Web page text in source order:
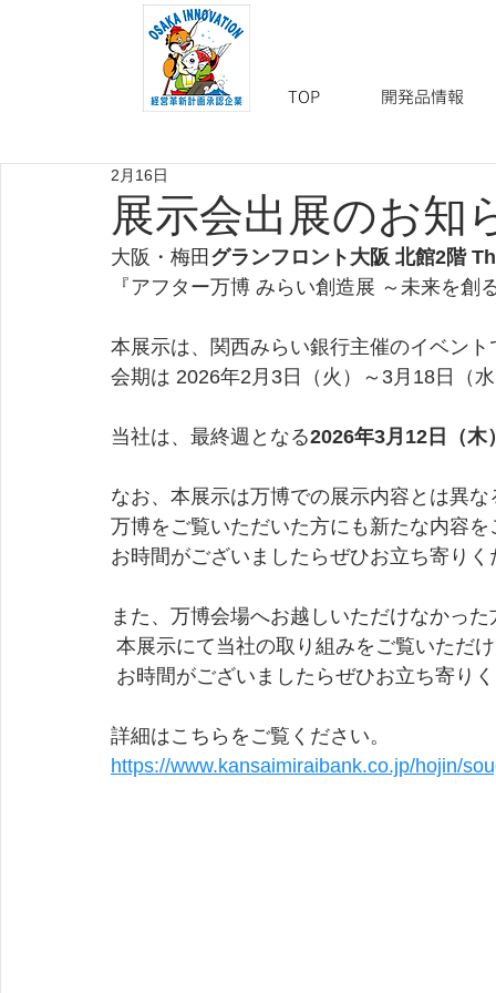
TOP 開発品情報
展示会出展のお知
2月16日
大阪・梅田 グランフロント大阪 北館2階
『アフター万博 みらい創造展 ～未来を
本展示は、関西みらい銀行主催のイベント
会期は 2026年2月3日（火）～3月18日（
当社は、最終週となる2026年3月12日（木
なお、本展示は万博での展示内容とは異
万博をご覧いただいた方にも新たな内容
お時間がございましたらぜひお立ち寄りく
また、万博会場へお越しいただけなかった
本展示にて当社の取り組みをご覧いただ
お時間がございましたらぜひお立ち寄り
詳細はこちらをご覧ください。
https://www.kansaimiraibank.co.jp/hojin/